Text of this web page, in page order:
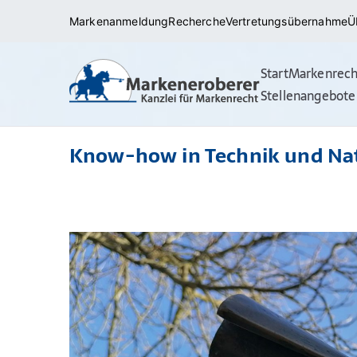
MarkenanmeldungRechercheVertretungsübernahme
Rechtsanwälte/
(internationale
Start
Stellenangebote
Know-how in Technik und